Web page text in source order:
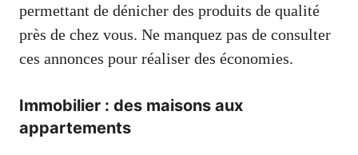
permettant de dénicher des produits de qualité
près de chez vous. Ne manquez pas de consulter
ces annonces pour réaliser des économies.
Immobilier : des maisons aux
appartements